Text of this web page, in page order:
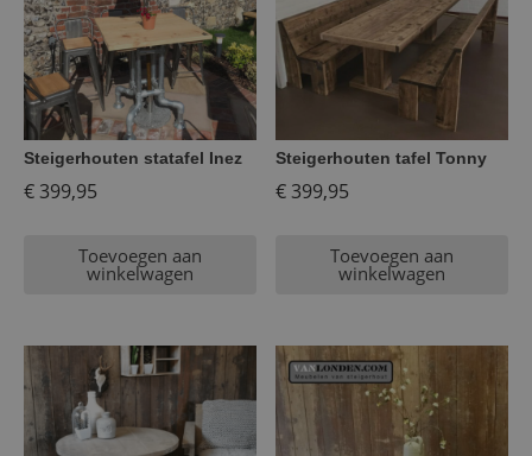
Steigerhouten statafel Inez
€399,95
Toevoegen aan
winkelwagen
Steigerhouten tafel Tonny
€399,95
Toevoegen aan
winkelwagen